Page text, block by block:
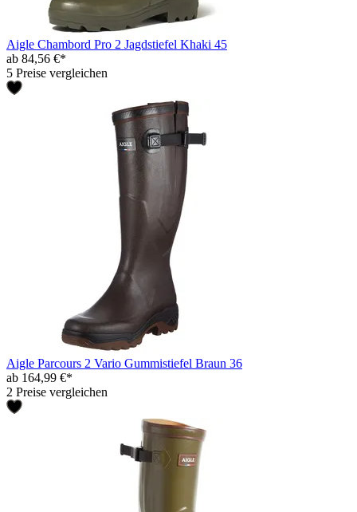
Aigle Chambord Pro 2 Jagdstiefel Khaki 45
ab 84,56 €*
5 Preise vergleichen
Aigle Parcours 2 Vario Gummistiefel Braun 36
ab 164,99 €*
2 Preise vergleichen